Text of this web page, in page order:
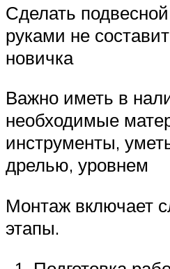
Сделать
руками не
новичка
Важно иметь в
необходимые
инструменты,
дрелью, уровнем
Монтаж включает
этапы.